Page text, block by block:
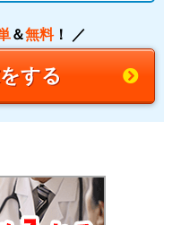
＆無料！ ／
する